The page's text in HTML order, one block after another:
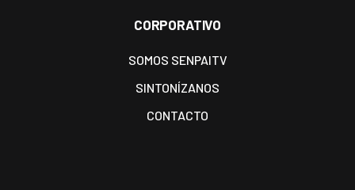
CORPORATIVO
SOMOS SENPAITV
SINTONÍZANOS
CONTACTO